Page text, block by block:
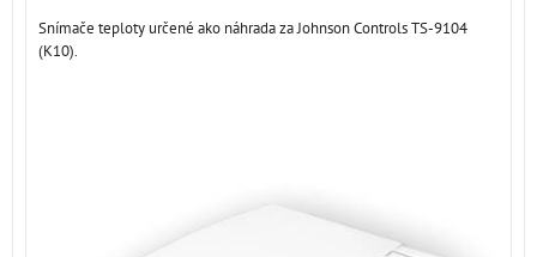
Snímače teploty určené ako náhrada za Johnson Controls TS-9104
(K10).